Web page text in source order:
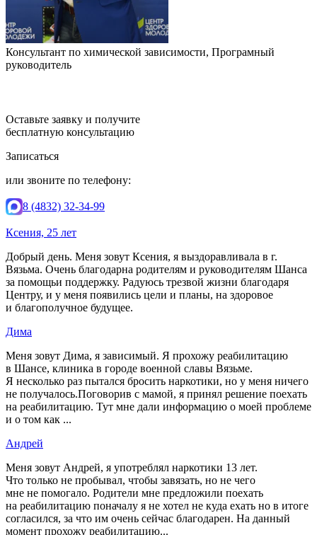
Консультант по химической зависимости, Програмный
руководитель
Оставьте заявку и получите
бесплатную консультацию
Записаться
или звоните по телефону:
8 (4832) 32-34-99
Ксения, 25 лет
Добрый день. Меня зовут Ксения, я выздоравливала в г.
Вязьма. Очень благодарна родителям и руководителям Шанса
за помощьи поддержку. Радуюсь трезвой жизни благодаря
Центру, и у меня появились цели и планы, на здоровое
и благополучное будущее.
Дима
Меня зовут Дима, я зависимый. Я прохожу реабилитацию
в Шансе, клиника в городе военной славы Вязьме.
Я несколько раз пытался бросить наркотики, но у меня ничего
не получалось.Поговорив с мамой, я принял решение поехать
на реабилитацию. Тут мне дали информацию о моей проблеме
и о том как ...
Андрей
Меня зовут Андрей, я употреблял наркотики 13 лет.
Что только не пробывал, чтобы завязать, но не чего
мне не помогало. Родители мне предложили поехать
на реабилитацию поначалу я не хотел не куда ехать но в итоге
согласился, за что им очень сейчас благодарен. На данный
момент прохожу реабилитацию...